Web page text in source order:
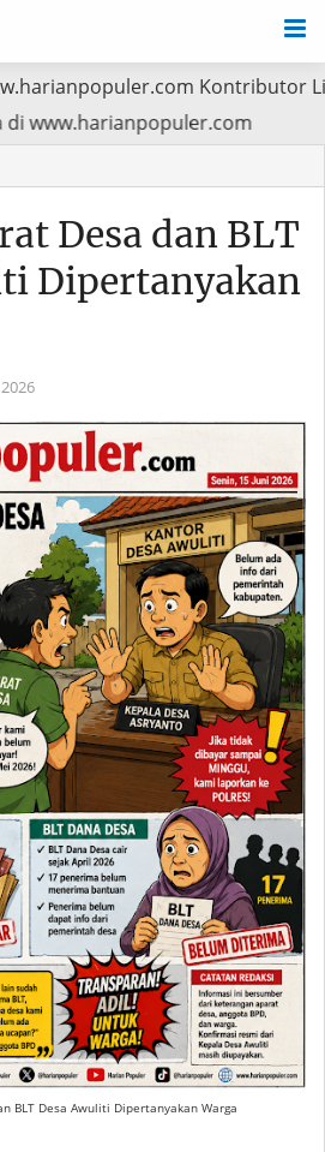
Kontributor Liputan
Baca di
Desa dan BLT
Dipertanyakan
BLT Desa Awuliti Dipertanyakan Warga